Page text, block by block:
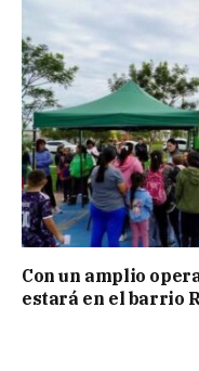
Con un amplio
estará en el barrio